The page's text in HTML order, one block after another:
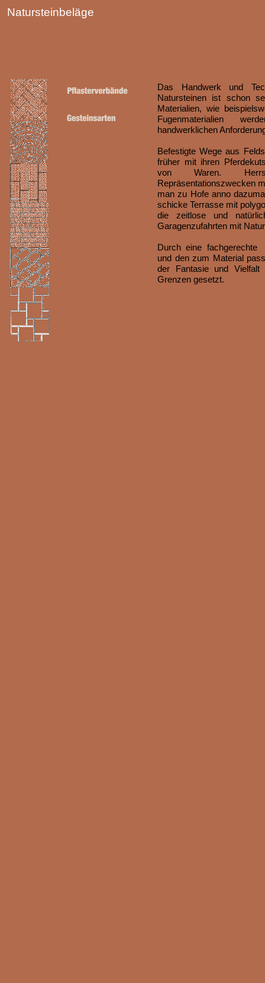
Das Handwerk und
Natursteinen ist schon
Materialien, wie
Fugenmaterialien
handwerklichen
Befestigte Wege aus
früher mit ihren
von Waren.
Repräsentationszwecken
man zu Hofe anno
schicke Terrasse mit
die zeitlose und
Garagenzufahrten mit
Durch eine fachgerechte
und den zum Material
der Fantasie und Vielfalt
Grenzen gesetzt.
Natursteinbeläge